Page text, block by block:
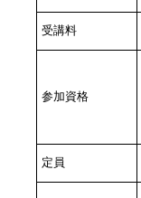
受講料
参加資格
定員